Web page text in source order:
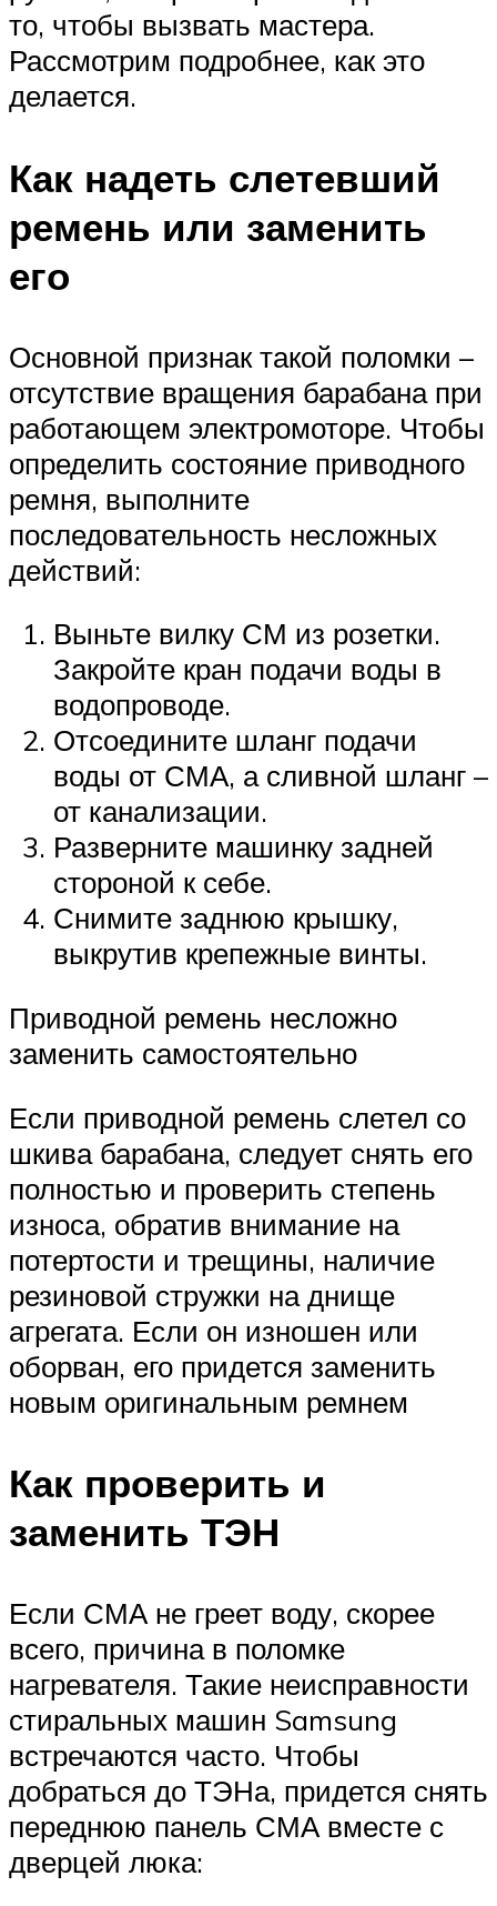
то, чтобы вызвать мастера.
Рассмотрим подробнее, как это
делается.
Как надеть слетевший
ремень или заменить
его
Основной признак такой поломки –
отсутствие вращения барабана при
работающем электромоторе. Чтобы
определить состояние приводного
ремня, выполните
последовательность несложных
действий:
Выньте вилку СМ из розетки.
Закройте кран подачи воды в
водопроводе.
Отсоедините шланг подачи
воды от СМА, а сливной шланг ­–
от канализации.
Разверните машинку задней
стороной к себе.
Снимите заднюю крышку,
выкрутив крепежные винты.
Приводной ремень несложно
заменить самостоятельно
Если приводной ремень слетел со
шкива барабана, следует снять его
полностью и проверить степень
износа, обратив внимание на
потертости и трещины, наличие
резиновой стружки на днище
агрегата. Если он изношен или
оборван, его придется заменить
новым оригинальным ремнем
Как проверить и
заменить ТЭН
Если СМА не греет воду, скорее
всего, причина в поломке
нагревателя. Такие неисправности
стиральных машин Samsung
встречаются часто. Чтобы
добраться до ТЭНа, придется снять
переднюю панель СМА вместе с
дверцей люка: